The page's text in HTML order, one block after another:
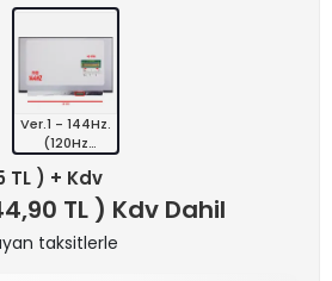
Ver.1 - 144Hz.
(120Hz
TL ) + Kdv
TL ) Kdv Dahil
taksitlerle